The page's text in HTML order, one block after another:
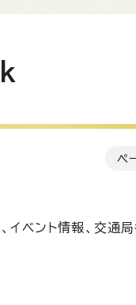
ペ
ベント情報、交通